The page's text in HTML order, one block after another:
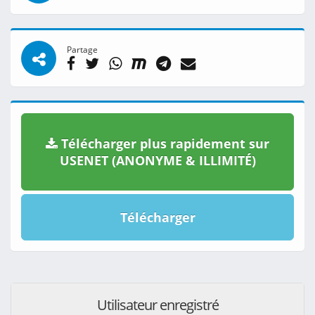
Partage
Télécharger plus rapidement sur
USENET (ANONYME & ILLIMITÉ)
Télécharger
Utilisateur enregistré